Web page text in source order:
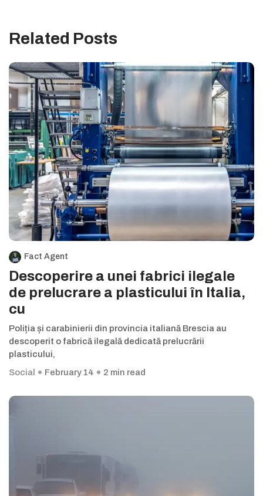
Related Posts
Fact Agent
Descoperire a unei fabrici ilegale
de prelucrare a plasticului în Italia,
cu
Poliția și carabinierii din provincia italiană Brescia au
descoperit o fabrică ilegală dedicată prelucrării
plasticului,
Social
February 14 2 min read